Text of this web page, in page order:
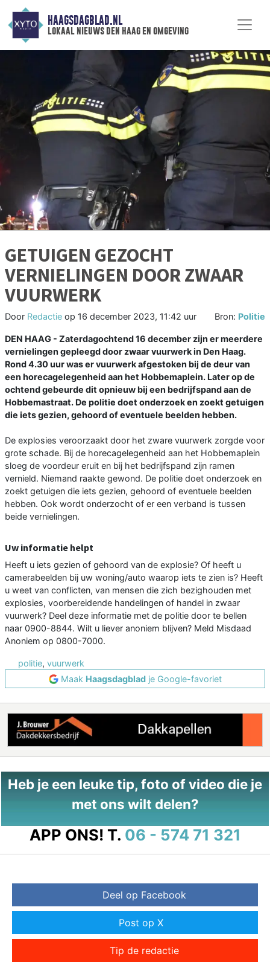
HAAGSDAGBLAD.NL
lokaal nieuws den haag en omgeving
GETUIGEN GEZOCHT
VERNIELINGEN DOOR ZWAAR
VUURWERK
Door Redactie op 16 december 2023, 11:42 uur Bron: Politie
DEN HAAG - Zaterdagochtend 16 december zijn er meerdere
vernielingen gepleegd door zwaar vuurwerk in Den Haag.
Rond 4.30 uur was er vuurwerk afgestoken bij de deur van
een horecagelegenheid aan het Hobbemaplein. Later op de
ochtend gebeurde dit opnieuw bij een bedrijfspand aan de
Hobbemastraat. De politie doet onderzoek en zoekt getuigen
die iets gezien, gehoord of eventuele beelden hebben.
De explosies veroorzaakt door het zware vuurwerk zorgde voor
grote schade. Bij de horecagelegenheid aan het Hobbemaplein
sloeg de voordeur eruit en bij het bedrijfspand zijn ramen
vernield. Niemand raakte gewond. De politie doet onderzoek en
zoekt getuigen die iets gezien, gehoord of eventuele beelden
hebben. Ook wordt onderzocht of er een verband is tussen
beide vernielingen.
Uw informatie helpt
Heeft u iets gezien of gehoord van de explosie? Of heeft u
camerabeelden bij uw woning/auto waarop iets te zien is? Heeft
u weet van conflicten, van mensen die zich bezighouden met
explosies, voorbereidende handelingen of handel in zwaar
vuurwerk? Deel deze informatie met de politie door te bellen
naar 0900-8844. Wilt u liever anoniem blijven? Meld Misdaad
Anoniem op 0800-7000.
politie, vuurwerk
Maak Haagsdagbladje Google-favoriet
Heb je een leuke tip, foto of video die je
met ons wilt delen?
APP ONS! T. 06 - 574 71 321
Deel op Facebook
Post op X
Tip de redactie